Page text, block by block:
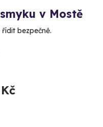
v Mostě
bezpečně.